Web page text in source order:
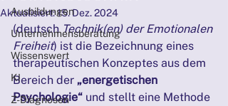
Ausbildungen
Unternehmensberatung
Wissenswert
KI
Z-Diagnosen
Aktualisiert:15. Dez. 2024
(deutsch Technik(en) der Emotionalen
Freiheit) ist die Bezeichnung eines
therapeutischen Konzeptes aus dem
Bereich der „energetischen
Psychologie“ und stellt eine Methode